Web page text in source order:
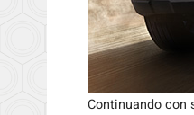
Continuando con